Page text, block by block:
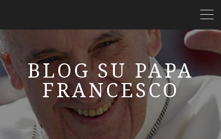
BLOG SU PAPA
FRANCESCO